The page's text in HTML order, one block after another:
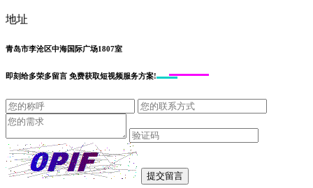
地址
青岛市李沧区中海国际广场1807室
即刻给多荣多留言 免费获取短视频服务方案!